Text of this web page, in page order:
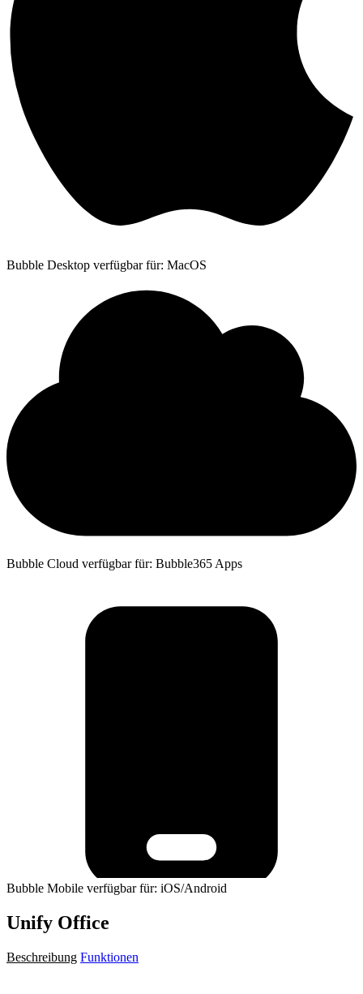
Bubble Desktop verfügbar für: MacOS
Bubble Cloud verfügbar für: Bubble365 Apps
Bubble Mobile verfügbar für: iOS/Android
Unify Office
Beschreibung Funktionen